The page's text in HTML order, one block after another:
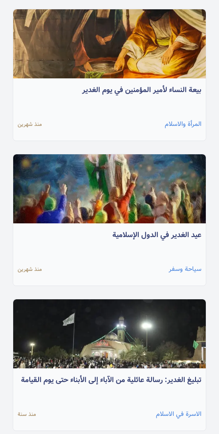
بيعة النساء لأمير المؤمنين في يوم الغدير
المرأة والاسلام منذ شهرين
عيد الغدير في الدول الإسلامية
سياحة وسفر منذ شهرين
تبليغ الغدير: رسالة عائلية من الآباء إلى الأبناء حتى يوم القيامة
الاسرة في الاسلام منذ سنة